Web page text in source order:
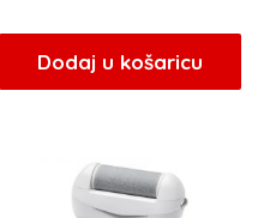
Dodaj u košaricu